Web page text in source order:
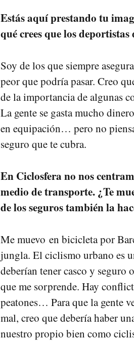
Estás aquí prestando tu
qué crees que los
Soy de los que siempre
peor que podría pasar. Creo
de la importancia de algunas
La gente se gasta mucho
en equipación… pero no
seguro que te cubra.
En Ciclosfera no nos
medio de transporte. ¿Te
de los seguros también la
Me muevo en bicicleta por
jungla. El ciclismo urbano es
deberían tener casco y seguro
que me sorprende. Hay
peatones… Para que la gente
mal, creo que debería haber
nuestro propio bien como